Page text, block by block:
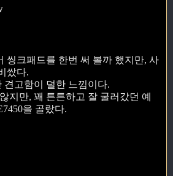
씽크패드를 한번 써 볼까 했지만, 사
쌌다.
견고함이 덜한 느낌이다.
지만, 꽤 튼튼하고 잘 굴러갔던 예
을 골랐다.